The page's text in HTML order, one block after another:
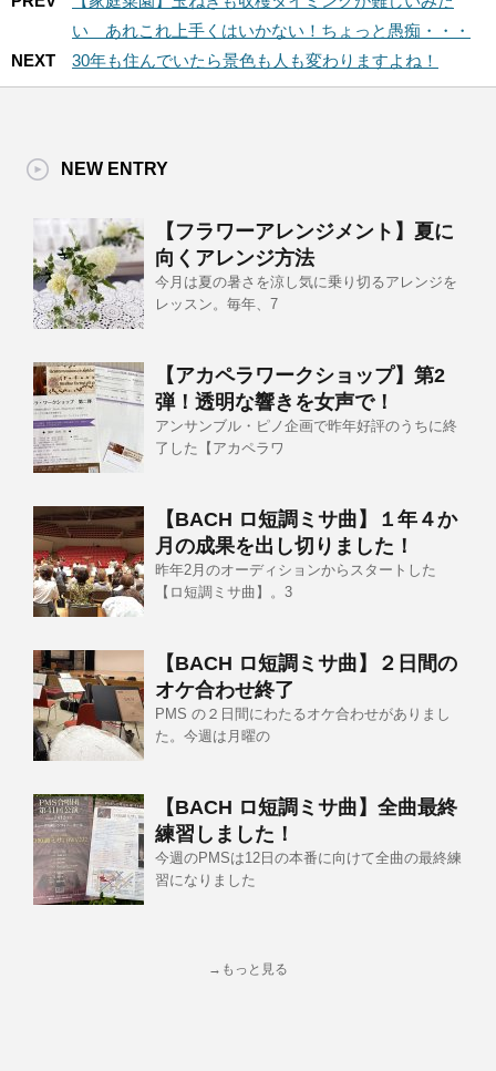
い あれこれ上手くはいかない！ちょっと愚痴・・・
NEXT
30年も住んでいたら景色も人も変わりますよね！
NEW ENTRY
【フラワーアレンジメント】夏に
向くアレンジ方法
今月は夏の暑さを涼し気に乗り切るアレンジを
レッスン。毎年、7
【アカペラワークショップ】第2
弾！透明な響きを女声で！
アンサンブル・ピノ企画で昨年好評のうちに終
了した【アカペラワ
【BACH ロ短調ミサ曲】１年４か
月の成果を出し切りました！
昨年2月のオーディションからスタートした
【ロ短調ミサ曲】。3
【BACH ロ短調ミサ曲】２日間の
オケ合わせ終了
PMS の２日間にわたるオケ合わせがありまし
た。今週は月曜の
【BACH ロ短調ミサ曲】全曲最終
練習しました！
今週のPMSは12日の本番に向けて全曲の最終練
習になりました
→もっと見る